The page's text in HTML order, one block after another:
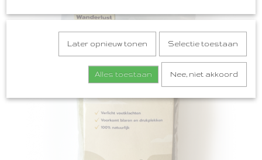
Later opnieuw tonen Selectie toestaan
Alles toestaan Nee, niet akkoord